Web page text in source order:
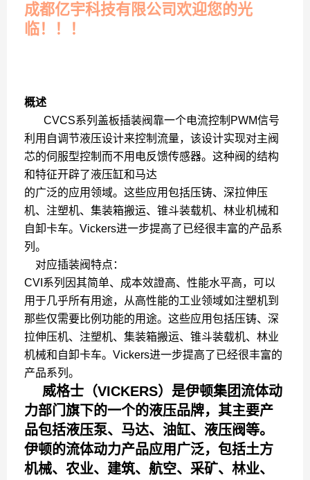
成都亿宇科技有限公司欢迎您的光
临！！！
概述
CVCS系列盖板插装阀靠一个电流控制PWM信号
利用自调节液压设计来控制流量，该设计实现对主阀
芯的伺服型控制而不用电反馈传感器。这种阀的结构
和特征开辟了液压缸和马达
的广泛的应用领域。这些应用包括压铸、深拉伸压
机、注塑机、集装箱搬运、锥斗装载机、林业机械和
自卸卡车。Vickers进一步提高了已经很丰富的产品系
列。
对应插装阀特点：
CVI系列因其简单、成本效證高、性能水平高，可以
用于几乎所有用途，从高性能的工业领域如注塑机到
那些仅需要比例功能的用途。这些应用包括压铸、深
拉伸压机、注塑机、集装箱搬运、锥斗装载机、林业
机械和自卸卡车。Vickers进一步提高了已经很丰富的
产品系列。
威格士（VICKERS）是伊顿集团流体动
力部门旗下的一个的液压品牌，其主要产
品包括液压泵、马达、油缸、液压阀等。
伊顿的流体动力产品应用广泛，包括土方
机械、农业、建筑、航空、采矿、林业、